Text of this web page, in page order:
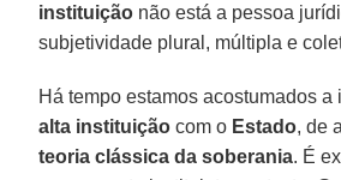
instituição não está a pessoa
subjetividade plural, múltipla e
Há tempo estamos acostumados a
alta instituição com o Estado, de
teoria clássica da soberania. É